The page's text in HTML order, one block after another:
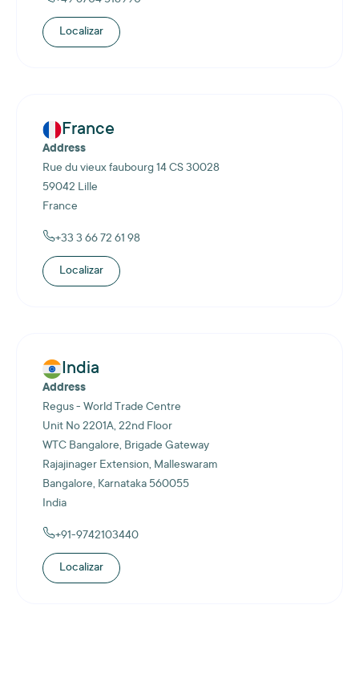
Localizar
France
Address
Rue du vieux faubourg 14 CS 30028
59042 Lille
France
+33 3 66 72 61 98
Localizar
India
Address
Regus - World Trade Centre
Unit No 2201A, 22nd Floor
WTC Bangalore, Brigade Gateway
Rajajinager Extension, Malleswaram
Bangalore, Karnataka 560055
India
+91-9742103440
Localizar